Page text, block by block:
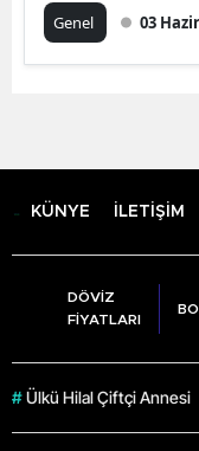
Genel 03
KÜNYE İLETİŞİM
DÖVİZ
FİYATLARI
# Ülkü Hilal Çiftçi Annesi